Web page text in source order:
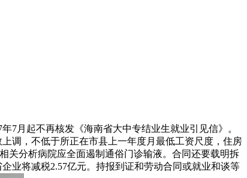
月起不再核发《海南省大中专结业生就业引见信》。
调，不低于所正在市县上一年度月最低工资尺度，住房
关分析病院应全面遏制通俗门诊输液。合同还要载明拆
业将减税2.57亿元。持报到证和劳动合同或就业和谈等